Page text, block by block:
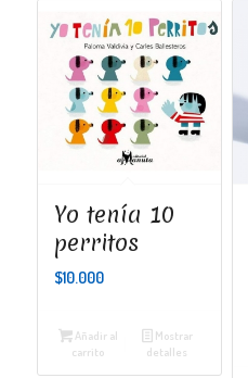
Yo tenía 10
perritos
$10.000
Añadir al
carrito
Mostrar
detalles